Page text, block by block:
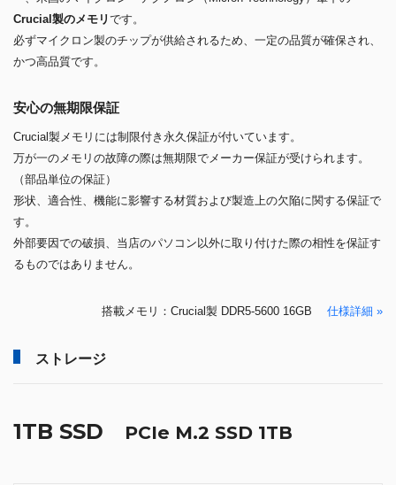
Crucial製のメモリです。
必ずマイクロン製のチップが供給されるため、一定の品質が確保され、
かつ高品質です。
安心の無期限保証
Crucial製メモリには制限付き永久保証が付いています。
万が一のメモリの故障の際は無期限でメーカー保証が受けられます。
（部品単位の保証）
形状、適合性、機能に影響する材質および製造上の欠陥に関する保証で
す。
外部要因での破損、当店のパソコン以外に取り付けた際の相性を保証す
るものではありません。
搭載メモリ：Crucial製 DDR5-5600 16GB 仕様詳細 »
ストレージ
1TB SSD PCIe M.2 SSD 1TB